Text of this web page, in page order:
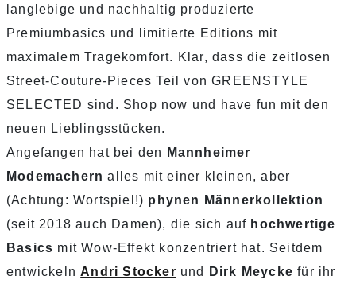
langlebige und nachhaltig produzierte
Premiumbasics und limitierte Editions mit
maximalem Tragekomfort. Klar, dass die zeitlosen
Street-Couture-Pieces Teil von GREENSTYLE
SELECTED sind. Shop now und have fun mit den
neuen Lieblingsstücken.
Angefangen hat bei den
Mannheimer
Modemachern alles mit einer kleinen, aber
(Achtung: Wortspiel!) phynen Männerkollektion
(seit 2018 auch Damen), die sich auf hochwertige
Basics mit Wow-Effekt konzentriert hat. Seitdem
entwickeln Andri Stocker und Dirk Meycke für ihr